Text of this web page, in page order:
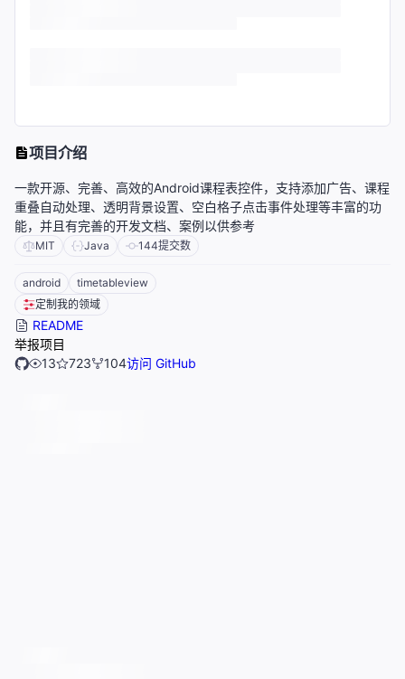
项目介绍
一款开源、完善、高效的Android课程表控件，支持添加广告、课程
重叠自动处理、透明背景设置、空白格子点击事件处理等丰富的功
能，并且有完善的开发文档、案例以供参考
MIT Java 144提交数
android
timetableview
定制我的领域
README
举报项目
13
723 104访问 GitHub